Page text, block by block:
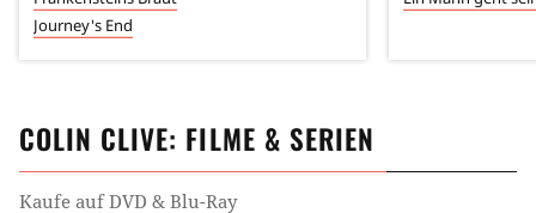
Journey's End
COLIN CLIVE: FILME & SERIEN
Kaufe auf DVD & Blu-Ray